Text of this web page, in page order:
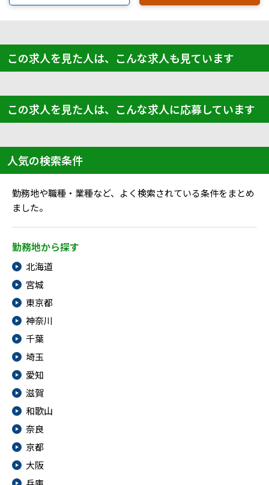
この求人を見た人は、こんな求人も見ています
この求人を見た人は、こんな求人に応募しています
人気の検索条件
勤務地や職種・業種など、よく検索されている条件をまとめ
ました。
勤務地から探す
北海道
宮城
東京都
神奈川
千葉
埼玉
愛知
滋賀
和歌山
奈良
京都
大阪